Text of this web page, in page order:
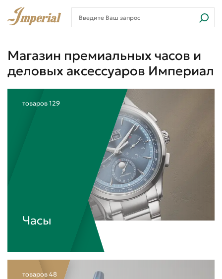
Магазин премиальных часов и
деловых аксессуаров Империал
товаров129
Часы
товаров48